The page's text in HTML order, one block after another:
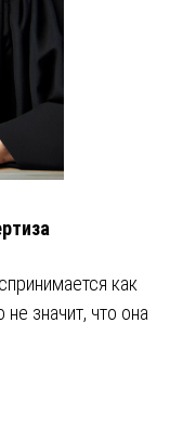
как
не значит, что она